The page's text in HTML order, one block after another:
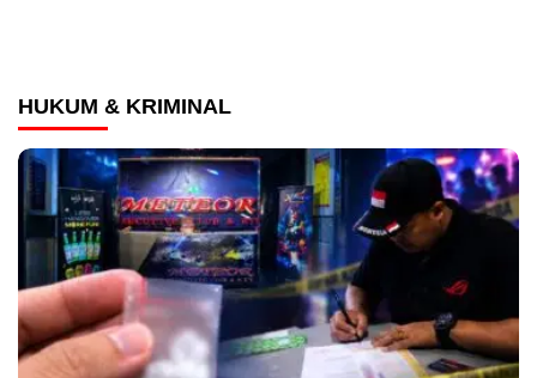
HUKUM & KRIMINAL